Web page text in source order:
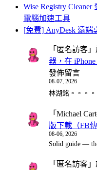
Wise Registry
電腦加速工具
[免費] AnyDesk 遠端
「 匿名訪客
器，在
發佈留言
08-07, 2026
林湖銘。。。。
「 Michael
版下載（FB
08-06, 2026
Solid guide —
「 匿名訪客